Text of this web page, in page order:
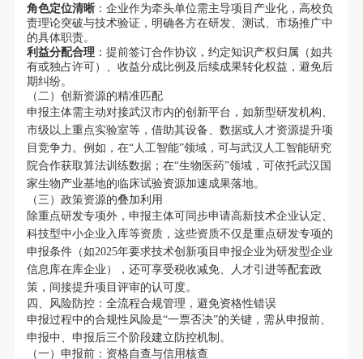
角色定位清晰：企业作为牵头单位需主导项目产业化，高校负
责理论突破与技术验证，明确各方在研发、测试、市场推广中
的具体职责。
利益分配合理：提前签订合作协议，约定知识产权归属（如共
有或独占许可）、收益分成比例及后续成果转化权益，避免后
期纠纷。
（二）创新资源的精准匹配
申报主体需主动对接武汉市内的创新平台，如新型研发机构、
市级以上重点实验室等，借助其设备、数据或人才资源提升项
目竞争力。例如，在“人工智能”领域，可与武汉人工智能研究
院合作获取算法训练数据；在“生物医药”领域，可依托武汉国
家生物产业基地的临床试验资源加速成果落地。
（三）政策资源的叠加利用
除重点研发专项外，申报主体可同步申请高新技术企业认定、
科技型中小企业入库等资质，这些资质不仅是重点研发专项的
申报条件（如2025年要求技术创新项目申报企业为研发型企业
信息库在库企业），还可享受税收减免、人才引进等配套政
策，间接提升项目评审的认可度。
四、风险防控：全流程合规管理，避免资格性错误
申报过程中的合规性风险是“一票否决”的关键，需从申报前、
申报中、申报后三个阶段建立防控机制。
（一）申报前：资格自查与信用核查